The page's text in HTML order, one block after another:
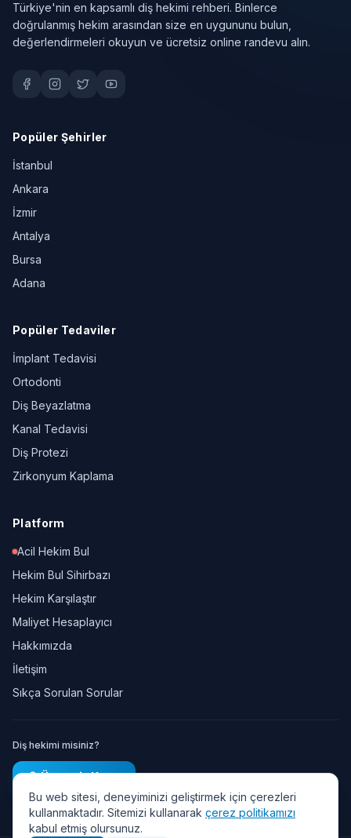
Türkiye'nin en kapsamlı diş hekimi rehberi. Binlerce
doğrulanmış hekim arasından size en uygununu bulun,
değerlendirmeleri okuyun ve ücretsiz online randevu alın.
Popüler Şehirler
İstanbul
Ankara
İzmir
Antalya
Bursa
Adana
Popüler Tedaviler
İmplant Tedavisi
Ortodonti
Diş Beyazlatma
Kanal Tedavisi
Diş Protezi
Zirkonyum Kaplama
Platform
Acil Hekim Bul
Hekim Bul Sihirbazı
Hekim Karşılaştır
Maliyet Hesaplayıcı
Hakkımızda
İletişim
Sıkça Sorulan Sorular
Diş hekimi misiniz?
Ücretsiz Kayıt
Bu web sitesi, deneyiminizi geliştirmek için çerezleri
kullanmaktadır. Sitemizi kullanarak çerez politikamızı
kabul etmiş olursunuz.